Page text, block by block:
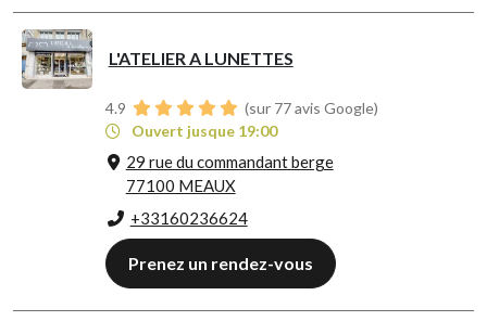
L'ATELIER A LUNETTES
4.9
(sur 77 avis Google)
Ouvert jusque 19:00
29 rue du commandant berge
77100 MEAUX
+33160236624
Prenez un rendez-vous